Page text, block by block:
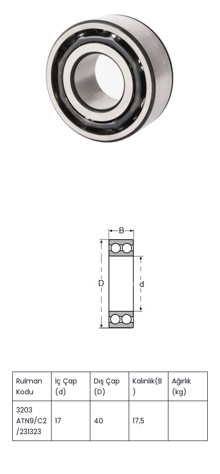
Rulman
Kodu
İç Çap
(d)
Dış Çap
(D)
Kalınlık(B
)
Ağırlık
(kg)
3203
ATN9/C2
/231323
17 40 17,5